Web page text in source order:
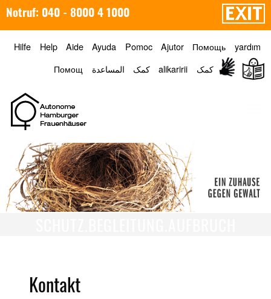
Notruf: 040 - 8000 4 1000
Hilfe Help Aide Ayuda Pomoc Ajutor Помощь
yardım
Помощ
المساعدة کمک alikaririi کمک
Kontakt